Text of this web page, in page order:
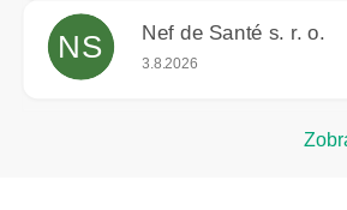
NS Nef de Santé s. r. o.
Hodnotenie obchodu je 5 z
3.8.2026